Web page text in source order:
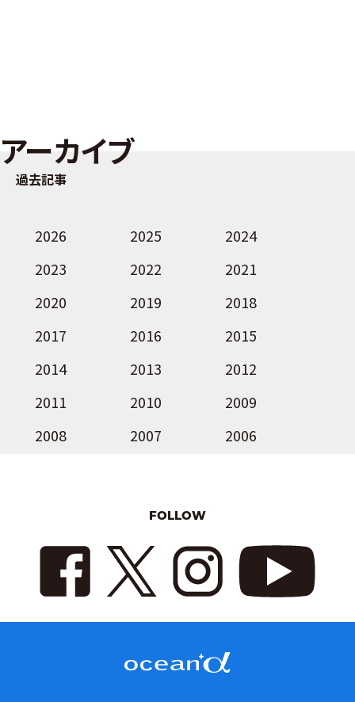
アーカイブ
過去記事
2026 2025
2024
2023
2022
2021
2020
2019
2018
2017
2016
2015
2014
2013
2012
2011
2010
2009
2008
2007 2006
FOLLOW